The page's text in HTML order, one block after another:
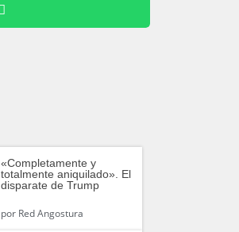
«Completamente y
totalmente aniquilado». El
disparate de Trump
porRed Angostura